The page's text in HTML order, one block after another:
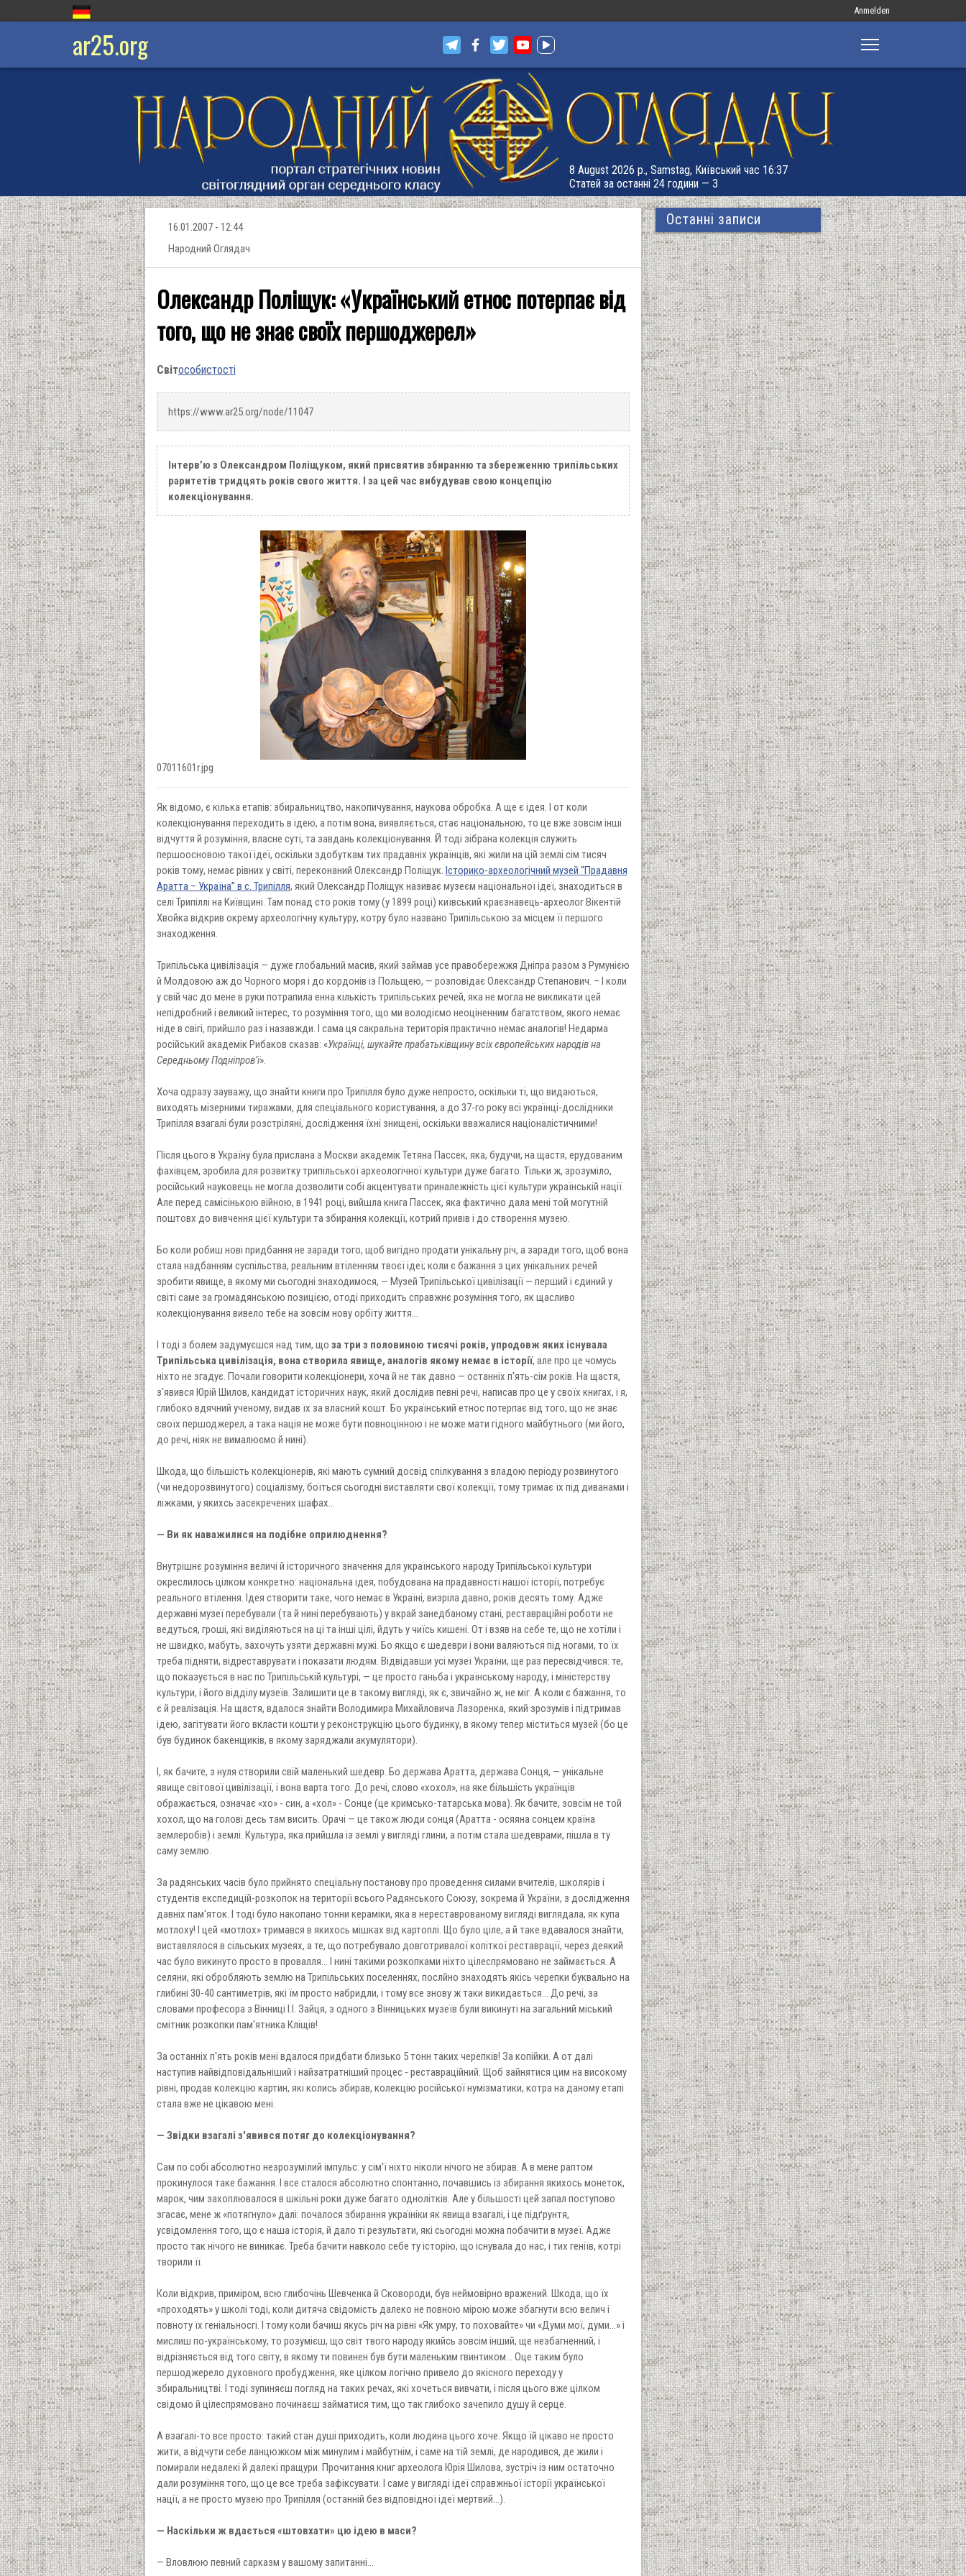
Меню
запису
Anmelden
ar25.org
8 August 2026 р., Samstag, Київський час 16:37
Статей за останні 24 години — 3
16.01.2007 - 12:44
Народний Оглядач
Олександр Поліщук: «Український етнос потерпає від
того, що не знає своїх першоджерел»
Світособистості
https://www.ar25.org/node/11047
Інтерв’ю з Олександром Поліщуком, який присвятив збиранню та збереженню трипільських
раритетів тридцять років свого життя. І за цей час вибудував свою концепцію
колекціонування.
07011601r.jpg
Як відомо, є кілька етапів: збиральництво, накопичування, наукова обробка. А ще є ідея. І от коли
колекціонування переходить в ідею, а потім вона, виявляється, стає національною, то це вже зовсім інші
відчуття й розуміння, власне суті, та завдань колекціонування. Й тоді зібрана колекція служить
першоосновою такої ідеї, оскільки здобуткам тих прадавніх українців, які жили на цій землі сім тисяч
років тому, немає рівних у світі, переконаний Олександр Поліщук. Історико-археологічний музей “Прадавня
Аратта – Україна” в с. Трипілля, який Олександр Поліщук називає музеєм національної ідеї, знаходиться в
селі Трипіллі на Київщині. Там понад сто років тому (у 1899 році) київський краєзнавець-археолог Вікентій
Хвойка відкрив окрему археологічну культуру, котру було названо Трипільською за місцем її першого
знаходження.
Трипільська цивілізація — дуже глобальний масив, який займав усе правобережжя Дніпра разом з Румунією
й Молдовою аж до Чорного моря і до кордонів із Польщею, — розповідає Олександр Степанович. – І коли
у свій час до мене в руки потрапила енна кількість трипільських речей, яка не могла не викликати цей
непідробний і великий інтерес, то розуміння того, що ми володіємо неоціненним багатством, якого немає
ніде в свігі, прийшло раз і назавжди. І сама ця сакральна територія практично немає аналогів! Недарма
російський академік Рибаков сказав: «Українці, шукайте прабатьківщину всіх європейських народів на
Середньому Подніпров’ї».
Хоча одразу зауважу, що знайти книги про Трипілля було дуже непросто, оскільки ті, що видаються,
виходять мізерними тиражами, для спеціального користування, а до 37-го року всі українці-дослідники
Трипілля взагалі були розстріляні, дослідження їхні знищені, оскільки вважалися націоналістичними!
Після цього в Україну була прислана з Москви академік Тетяна Пассек, яка, будучи, на щастя, ерудованим
фахівцем, зробила для розвитку трипільської археологічної культури дуже багато. Тільки ж, зрозуміло,
російський науковець не могла дозволити собі акцентувати приналежність цієї культури українській нації.
Але перед самісінькою війною, в 1941 році, вийшла книга Пассек, яка фактично дала мені той могутній
поштовх до вивчення цієї культури та збирання колекції, котрий привів і до створення музею.
Бо коли робиш нові придбання не заради того, щоб вигідно продати унікальну річ, а заради того, щоб вона
стала надбанням суспільства, реальним втіленням твоєї ідеї; коли є бажання з цих унікальних речей
зробити явище, в якому ми сьогодні знаходимося, — Музей Трипільської цивілізації — перший і єдиний у
світі саме за громадянською позицією, отоді приходить справжнє розуміння того, як щасливо
колекціонування вивело тебе на зовсім нову орбіту життя...
І тоді з болем задумуєшся над тим, що за три з половиною тисячі років, упродовж яких існувала
Трипільська цивілізація, вона створила явище, аналогів якому немає в історії, але про це чомусь
ніхто не згадує. Почали говорити колекціонери, хоча й не так давно — останніх п'ять-сім років. На щастя,
з'явився Юрій Шилов, кандидат історичних наук, який дослідив певні речі, написав про це у своїх книгах, і я,
глибоко вдячний ученому, видав їх за власний кошт. Бо український етнос потерпає від того, що не знає
своїх першоджерел, а така нація не може бути повноцінною і не може мати гідного майбутнього (ми його,
до речі, ніяк не вималюємо й нині).
Шкода, що більшість колекціонерів, які мають сумний досвід спілкування з владою періоду розвинутого
(чи недорозвинутого) соціалізму, боїться сьогодні виставляти свої колекції, тому тримає їх під диванами і
ліжками, у якихсь засекречених шафах...
— Ви як наважилися на подібне оприлюднення?
Внутрішнє розуміння величі й історичного значення для українського народу Трипільської культури
окреслилось цілком конкретно: національна ідея, побудована на прадавності нашої історії, потребує
реального втілення. Ідея створити таке, чого немає в Україні, визріла давно, років десять тому. Адже
державні музеї перебували (та й нині перебувають) у вкрай занедбаному стані, реставраційні роботи не
ведуться, гроші, які виділяються на ці та інші цілі, йдуть у чиїсь кишені. От і взяв на себе те, що не хотіли і
не швидко, мабуть, захочуть узяти державні мужі. Бо якщо є шедеври і вони валяються під ногами, то їх
треба підняти, відреставрувати і показати людям. Відвідавши усі музеї України, ще раз пересвідчився: те,
що показується в нас по Трипільській культурі, — це просто ганьба і українському народу, і міністерству
культури, і його відділу музеїв. Залишити це в такому вигляді, як є, звичайно ж, не міг. А коли є бажання, то
є й реалізація. На щастя, вдалося знайти Володимира Михайловича Лазоренка, який зрозумів і підтримав
ідею, загітувати його вкласти кошти у реконструкцію цього будинку, в якому тепер міститься музей (бо це
був будинок бакенщиків, в якому заряджали акумулятори).
І, як бачите, з нуля створили свій маленький шедевр. Бо держава Аратта, держава Сонця, — унікальне
явище світової цивілізації, і вона варта того. До речі, слово «хохол», на яке більшість українців
ображається, означає «хо» - син, а «хол» - Сонце (це кримсько-татарська мова). Як бачите, зовсім не той
хохол, що на голові десь там висить. Орачі — це також люди сонця (Аратта - осяяна сонцем країна
землеробів) і землі. Культура, яка прийшла із землі у вигляді глини, а потім стала шедеврами, пішла в ту
саму землю.
За радянських часів було прийнято спеціальну постанову про проведення силами вчителів, школярів і
студентів експедицій-розкопок на території всього Радянського Союзу, зокрема й України, з дослідження
давніх пам'яток. І тоді було накопано тонни кераміки, яка в нереставрованому вигляді виглядала, як купа
мотлоху! І цей «мотлох» тримався в якихось мішках від картоплі. Що було ціле, а й таке вдавалося знайти,
виставлялося в сільських музеях, а те, що потребувало довготривалої копіткої реставрації, через деякий
час було викинуто просто в провалля... І нині такими розкопками ніхто цілеспрямовано не займається. А
селяни, які обробляють землю на Трипільських поселеннях, послйно знаходять якісь черепки буквально на
глибині 30-40 сантиметрів, які їм просто набридли, і тому все знову ж таки викидається... До речі, за
словами професора з Вінниці І.І. Зайця, з одного з Вінницьких музеїв були викинуті на загальний міський
смітник розкопки пам'ятника Кліщів!
За останніх п'ять років мені вдалося придбати близько 5 тонн таких черепків! За копійки. А от далі
наступив найвідповідальніший і найзатратніший процес - реставраційний. Щоб зайнятися цим на високому
рівні, продав колекцію картин, які колись збирав, колекцію російської нумізматики, котра на даному етапі
стала вже не цікавою мені.
— Звідки взагалі з'явився потяг до колекціонування?
Сам по собі абсолютно незрозумілий імпульс: у сім'ї ніхто ніколи нічого не збирав. А в мене раптом
прокинулося таке бажання. І все сталося абсолютно спонтанно, почавшись із збирання якихось монеток,
марок, чим захоплювалося в шкільні роки дуже багато однолітків. Але у більшості цей запал поступово
згасає, мене ж «потягнуло» далі: почалося збирання україніки як явища взагалі, і це підґрунтя,
усвідомлення того, що є наша історія, й дало ті результати, які сьогодні можна побачити в музеї. Адже
просто так нічого не виникає. Треба бачити навколо себе ту історію, що існувала до нас, і тих геніїв, котрі
творили її.
Коли відкрив, приміром, всю глибочінь Шевченка й Сковороди, був неймовірно вражений. Шкода, що їх
«проходять» у школі тоді, коли дитяча свідомість далеко не повною мірою може збагнути всю велич і
повноту їх геніальносгі. І тому коли бачиш якусь річ на рівні «Як умру, то поховайте» чи «Думи мої, думи...» і
мислиш по-українському, то розумієш, що світ твого народу якийсь зовсім інший, ще незбагненний, і
відрізняється від того світу, в якому ти повинен був бути маленьким гвинтиком... Оце таким було
першоджерело духовного пробудження, яке цілком логічно привело до якісного переходу у
збиральництві. І тоді зупиняєш погляд на таких речах, які хочеться вивчати, і після цього вже цілком
свідомо й цілеспрямовано починаєш займатися тим, що так глибоко зачепило душу й серце.
А взагалі-то все просто: такий стан душі приходить, коли людина цього хоче. Якщо їй цікаво не просто
жити, а відчути себе ланцюжком між минулим і майбутнім, і саме на тій землі, де народився, де жили і
помирали недалекі й далекі пращури. Прочитання книг археолога Юрія Шилова, зустріч із ним остаточно
дали розуміння того, що це все треба зафіксувати. І саме у вигляді ідеї справжньої історії української
нації, а не просто музею про Трипілля (останній без відповідної ідеї мертвий...).
— Наскільки ж вдається «штовхати» цю ідею в маси?
— Вловлюю певний сарказм у вашому запитанні...
Останні записи